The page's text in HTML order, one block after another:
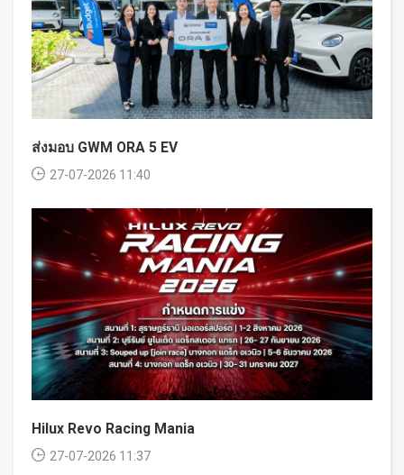
ส่งมอบ GWM ORA 5 EV
27-07-2026 11:40
Hilux Revo Racing Mania
27-07-2026 11:37